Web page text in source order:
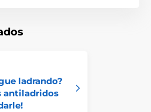
ladrando?
antiladridos